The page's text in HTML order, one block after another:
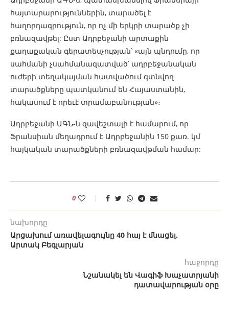
հայտարարություններին, տարածել է
հաղորդագրություն, որ ոչ մի երկրի տարածք չի
բռնազավթել: Ըստ Ադրբեջանի արտաքին
քաղաքական գերատեսչության՝ «այն պնդումը, որ
սահմանի չսահմանազատված՝ ադրբեջանական
ուժերի տեղակայման հատվածում գտնվող
տարածքները պատկանում են Հայաստանին,
հակասում է որեւէ տրամաբանության»։
Ադրբեջանի ԱԳՆ-ն զավեշտալի է համարում, որ
Ֆրանսիան մեղադրում է Ադրբեջանին 150 քառ. կմ
հայկական տարածքների բռնազավթման համար:
0
նախորդը
Արցախում առավելագույնը 40 հայ է մնացել.
Արտակ Բեգլարյան
հաջորդը
Նշանակել են Վագիֆ Խաչատրյանի
դատավարության օրը